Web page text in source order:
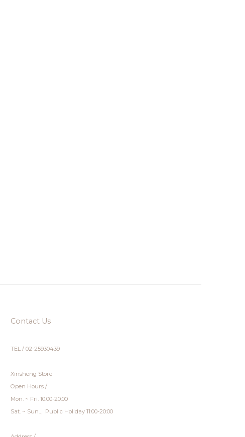
Contact Us
TEL / 02-25930439
Xinsheng Store
Open Hours /
Mon. ~ Fri. 10:00-20:00
Sat. ~ Sun.、Public Holiday 11:00-20:00